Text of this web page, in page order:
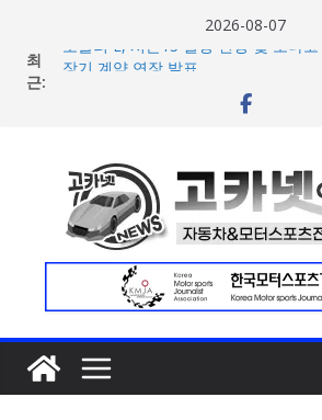
2026-08-07
최
근:
포뮬러 E, 시즌13 일정 변경 및 모나
[신차] 아우디, 100km당 12.8kWh의
공개… 본격 계약 개시
2026년 7월 국내 수입 승용차 신규 등
증가
한국타이어, 안전한 여름철 주행 위한